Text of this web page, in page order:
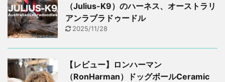
（Julius-K9）のハーネス、オーストラリ
アンラブラドゥードル
2025/11/28
【レビュー】ロンハーマン
（RonHarman）ドッグボールCeramic